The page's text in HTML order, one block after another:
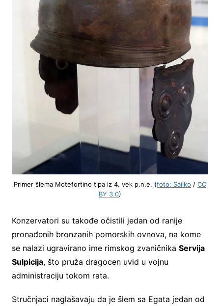
Primer šlema Motefortino tipa iz 4. vek p.n.e. (foto: Sailko / CC
BY 3.0)
Konzervatori su takođe očistili jedan od ranije
pronađenih bronzanih pomorskih ovnova, na kome
se nalazi ugravirano ime rimskog zvaničnika Servija
Sulpicija, što pruža dragocen uvid u vojnu
administraciju tokom rata.
Stručnjaci naglašavaju da je šlem sa Egata jedan od